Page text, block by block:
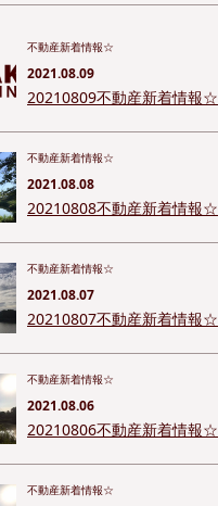
不動産新着情報☆
2021.08.09
20210809不動産新着情報☆
不動産新着情報☆
2021.08.08
20210808不動産新着情報☆
不動産新着情報☆
2021.08.07
20210807不動産新着情報☆
不動産新着情報☆
2021.08.06
20210806不動産新着情報☆
不動産新着情報☆